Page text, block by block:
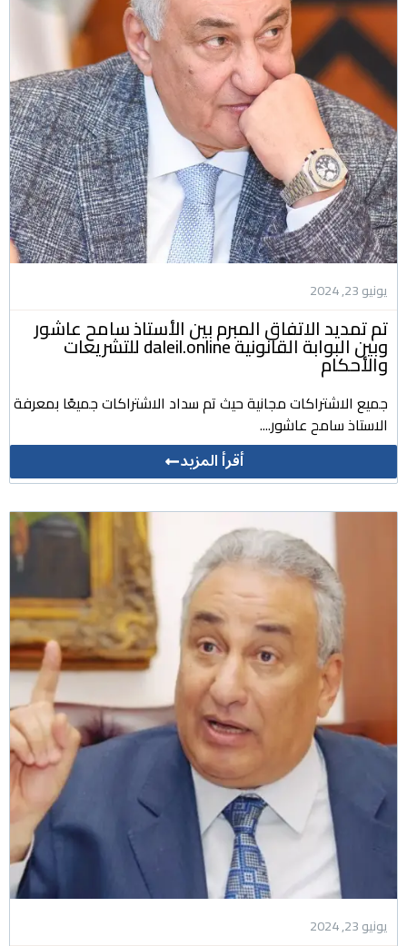
يونيو 23, 2024
تم تمديد الاتفاق المبرم بين الأستاذ سامح عاشور
وبين البوابة القانونية daleil.online للتشريعات
والأحكام
جميع الاشتراكات مجانية حيث تم سداد الاشتراكات جميعًا بمعرفة
الاستاذ سامح عاشور....
أقرأ المزيد
يونيو 23, 2024